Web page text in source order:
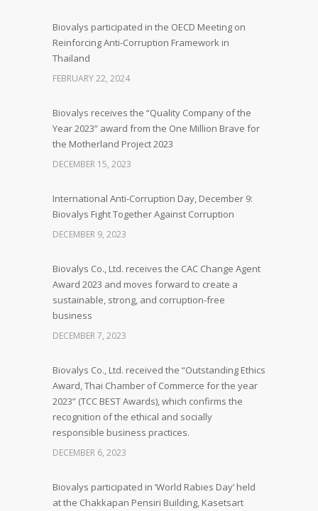
Biovalys participated in the OECD Meeting on
Reinforcing Anti-Corruption Framework in
Thailand
FEBRUARY 22, 2024
Biovalys receives the “Quality Company of the
Year 2023” award from the One Million Brave for
the Motherland Project 2023
DECEMBER 15, 2023
International Anti-Corruption Day, December 9:
Biovalys Fight Together Against Corruption
DECEMBER 9, 2023
Biovalys Co., Ltd. receives the CAC Change Agent
Award 2023 and moves forward to create a
sustainable, strong, and corruption-free
business
DECEMBER 7, 2023
Biovalys Co., Ltd. received the “Outstanding Ethics
Award, Thai Chamber of Commerce for the year
2023” (TCC BEST Awards), which confirms the
recognition of the ethical and socially
responsible business practices.
DECEMBER 6, 2023
Biovalys participated in ‘World Rabies Day’ held
at the Chakkapan Pensiri Building, Kasetsart